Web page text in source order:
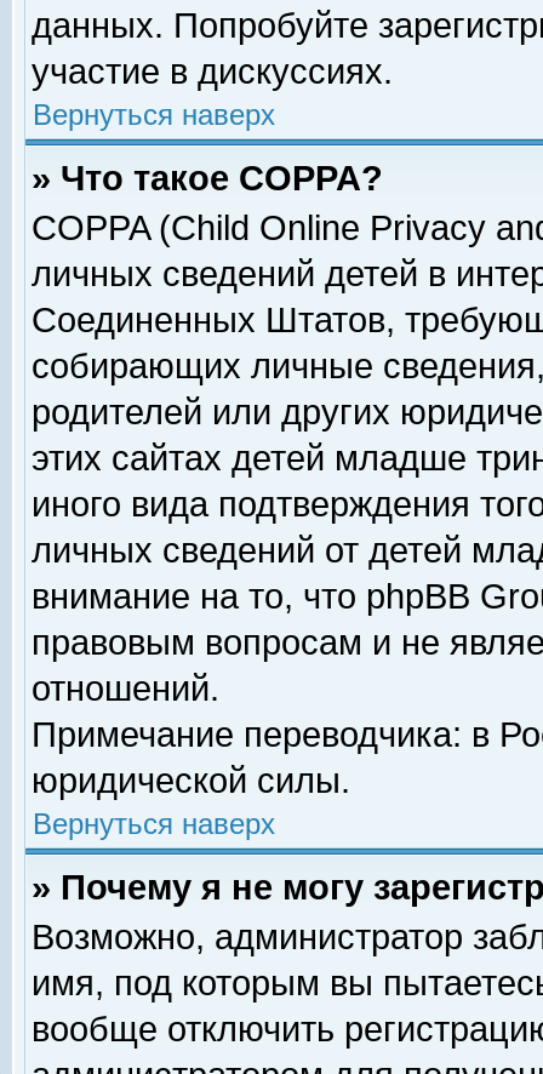
данных. Попробуйте
участие в дискуссиях.
Вернуться наверх
» Что такое COPPA?
COPPA (Child Online Privacy
личных сведений детей в
Соединенных Штатов,
собирающих личные
родителей или других
этих сайтах детей младше
иного вида подтверждения
личных сведений от детей
внимание на то, что phpBB
правовым вопросам и не
отношений.
Примечание переводчика: в
юридической силы.
Вернуться наверх
» Почему я не могу
Возможно, администратор
имя, под которым вы
вообще отключить